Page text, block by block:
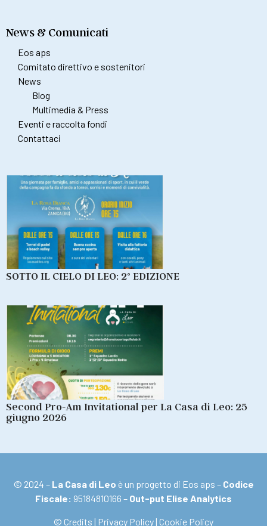
News & Comunicati
Eos aps
Comitato direttivo e sostenitori
News
Blog
Multimedia & Press
Eventi e raccolta fondi
Contattaci
SOTTO IL CIELO DI LEO: 2° EDIZIONE
Second Pro-Am Invitational per La Casa di Leo: 25
giugno 2026
© 2024 – La Casa di Leo è un progetto di Eos aps – Codice
Fiscale: 95184810166 – Out-put Elise Analytics
© Credits | Privacy Policy | Cookie Policy